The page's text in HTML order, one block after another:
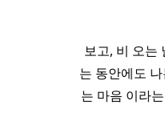
보고, 비 오는
는 동안에도
는 마음 이라